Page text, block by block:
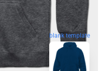
blank template